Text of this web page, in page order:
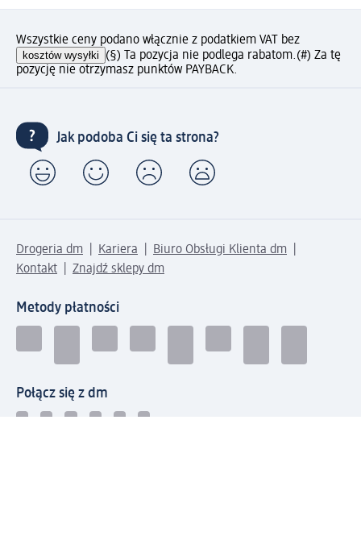
Wszystkie ceny podano włącznie z podatkiem VAT bez
kosztów wysyłki (§) Ta pozycja nie podlega rabatom.(#) Za tę
pozycję nie otrzymasz punktów PAYBACK.
Jak podoba Ci się ta strona?
Drogeria dm Kariera
Biuro Obsługi Klienta dm
Kontakt
Znajdź sklepy dm
Metody płatności
Połącz się z dm